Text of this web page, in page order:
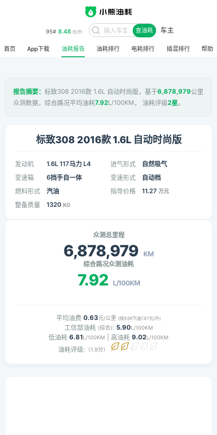
95# 8.48 元/升 查油耗 车主
首页 App下载 油耗报告 油耗排行 电耗排行 插混排行 帮助
报告摘要： 标致308 2016款 1.6L 自动时尚版，基于6,878,979公里
众测数据，综合路况平均油耗7.92L/100KM， 油耗评级2星。
标致308 2016款 1.6L 自动时尚版
发动机 1.6L 117马力 L4 进气形式
自然吸气
变速箱
6挡手自一体 变速形式
自动档
燃料形式
汽油 指导价格 11.27 万元
整备质量 1320 KG
众测总里程
6,878,979 KM
综合路况众测油耗
7.92 L/100KM
平均油费 0.63元/公里 (按92#汽油7.97元/升)
工信部油耗 (综合): 5.90L/100KM
低油耗 6.81L/100KM | 高油耗 9.02L/100KM
油耗评级: （1.9分）